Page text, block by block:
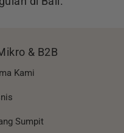
& B2B
Kami
Sumpit